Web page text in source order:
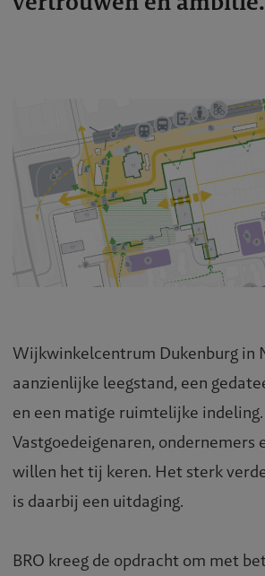
Wijkwinkelcentrum Dukenburg in
aanzienlijke leegstand, een
en een matige ruimtelijke indeling.
Vastgoedeigenaren, ondernemers
willen het tij keren. Het sterk
is daarbij een uitdaging.
BRO kreeg de opdracht om met